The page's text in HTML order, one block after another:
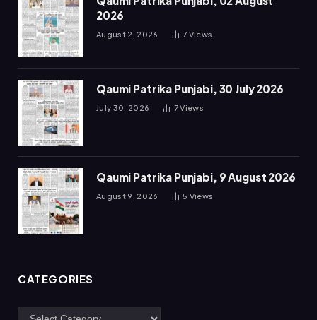
2026
August 2, 2026 7 Views
Qaumi Patrika Punjabi, 30 July 2026
July 30, 2026 7Views
Qaumi Patrika Punjabi, 9 August 2026
August 9, 2026 5 Views
CATEGORIES
Categories